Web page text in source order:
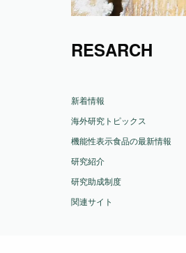
RESARCH
新着情報
海外研究トピックス
機能性表示食品の最新情報
研究紹介
研究助成制度
関連サイト